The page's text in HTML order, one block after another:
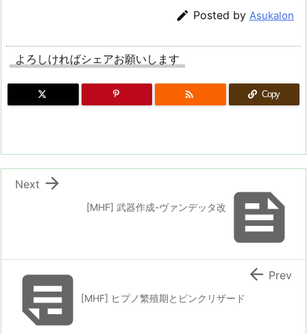
 Posted by Asukalon
よろしければシェアお願いします
 Copy

[MHF] 武器作成-ヴァンデッタ改

Next
[MHF] ヒプノ繁殖期とピンクリザード
 Prev